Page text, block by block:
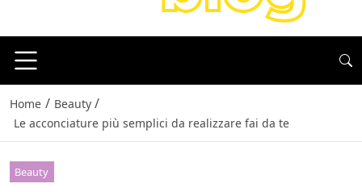
Home / Beauty /
Le acconciature più semplici da realizzare fai da te
Beauty